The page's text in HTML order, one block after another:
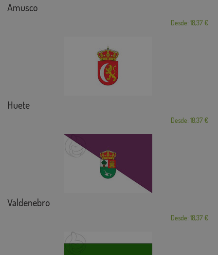
Amusco
Desde: 18,37 €
Huete
Desde: 18,37 €
Valdenebro
Desde: 18,37 €